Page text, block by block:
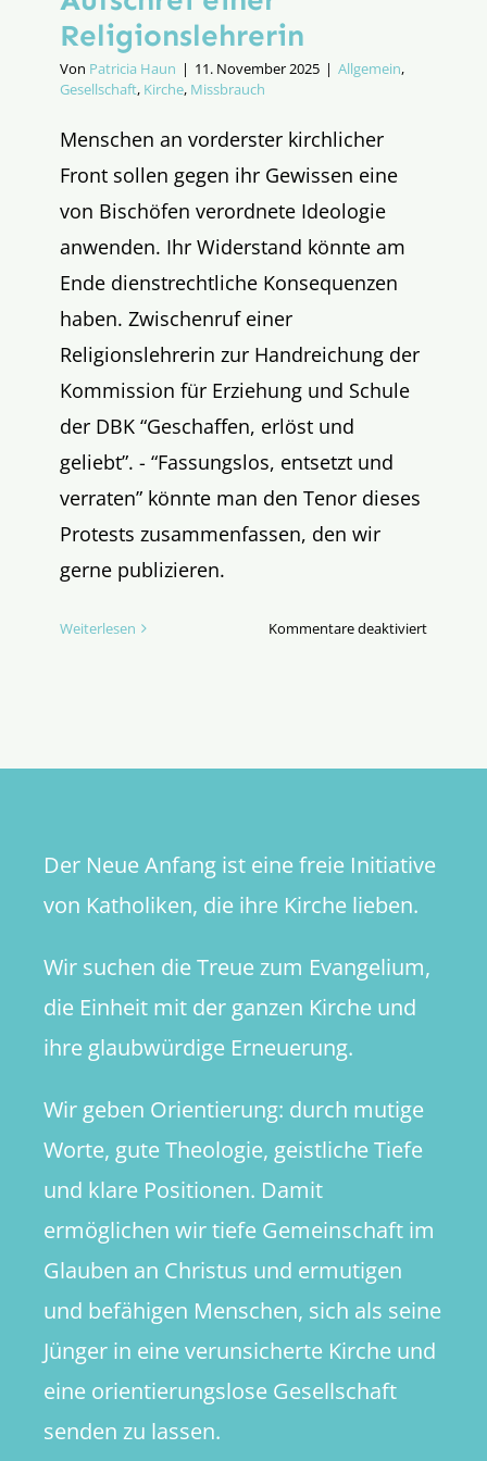
Religionslehrerin
Von Patricia Haun | 11. November 2025 | Allgemein,
Gesellschaft, Kirche, Missbrauch
Menschen an vorderster kirchlicher
Front sollen gegen ihr Gewissen eine
von Bischöfen verordnete Ideologie
anwenden. Ihr Widerstand könnte am
Ende dienstrechtliche Konsequenzen
haben. Zwischenruf einer
Religionslehrerin zur Handreichung der
Kommission für Erziehung und Schule
der DBK “Geschaffen, erlöst und
geliebt”. - “Fassungslos, entsetzt und
verraten” könnte man den Tenor dieses
Protests zusammenfassen, den wir
gerne publizieren.
Weiterlesen Kommentare deaktiviertfür
Der Neue Anfang ist eine freie Initiative
von Katholiken, die ihre Kirche lieben.
Wir suchen die Treue zum Evangelium,
die Einheit mit der ganzen Kirche und
ihre glaubwürdige Erneuerung.
Wir geben Orientierung: durch mutige
Worte, gute Theologie, geistliche Tiefe
und klare Positionen. Damit
ermöglichen wir tiefe Gemeinschaft im
Glauben an Christus und ermutigen
und befähigen Menschen, sich als seine
Jünger in eine verunsicherte Kirche und
eine orientierungslose Gesellschaft
senden zu lassen.